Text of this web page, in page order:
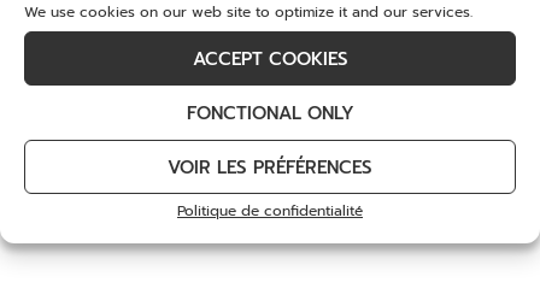
We use cookies on our web site to optimize it and our services.
ACCEPT COOKIES
FONCTIONAL ONLY
VOIR LES PRÉFÉRENCES
Politique de confidentialité